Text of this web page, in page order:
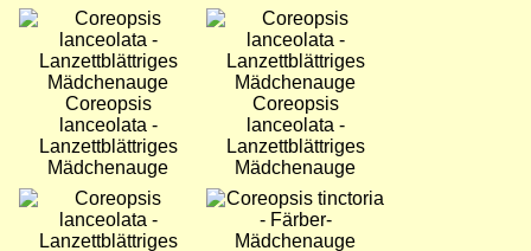
Bild
Coreopsis
lanceolata -
Lanzettblättriges
Mädchenauge
Bild
Coreopsis
lanceolata -
Lanzettblättriges
Mädchenauge
Bild
Bild